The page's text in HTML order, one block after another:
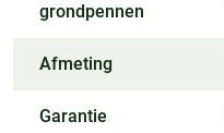
grondpennen
Afmeting
Garantie